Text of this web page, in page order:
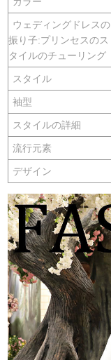
ウェディングドレスの
振り子:プリンセスのス
タイルのチューリング
スタイル
袖型
スタイルの詳細
流行元素
デザイン